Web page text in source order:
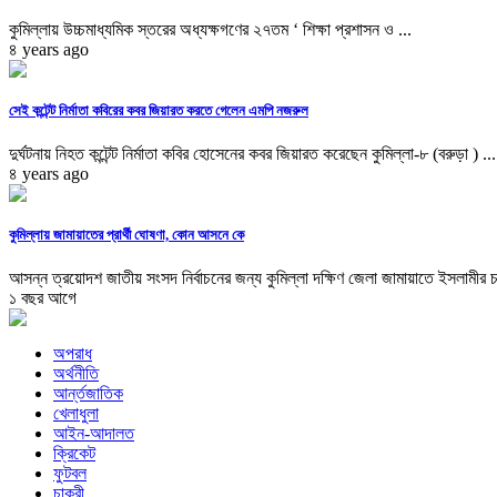
কুমিল্লায় উচ্চমাধ্যমিক স্তরের অধ্যক্ষগণের ২৭তম ‘ শিক্ষা প্রশাসন ও ...
৪ years ago
সেই কন্টেন্ট নির্মাতা কবিরের কবর জিয়ারত করতে গেলেন এমপি নজরুল
দুর্ঘটনায় নিহত কন্টেন্ট নির্মাতা কবির হোসেনের কবর জিয়ারত করেছেন কুমিল্লা-৮ (বরুড়া ) ...
৪ years ago
কুমিল্লায় জামায়াতের প্রার্থী ঘোষণা, কোন আসনে কে
আসন্ন ত্রয়োদশ জাতীয় সংসদ নির্বাচনের জন্য কুমিল্লা দক্ষিণ জেলা জামায়াতে ইসলামীর
১ বছর আগে
অপরাধ
অর্থনীতি
আর্ন্তজাতিক
খেলাধুলা
আইন-আদালত
ক্রিকেট
ফুটবল